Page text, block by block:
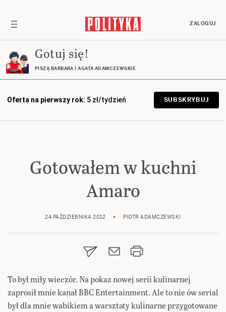
ZALOGUJ
Gotuj się!
PISZĄ BARBARA I AGATA ADAMCZEWSKIE
Oferta na pierwszy rok: 5 zł/tydzień SUBSKRYBUJ
Gotowałem w kuchni
Amaro
24 PAŹDZIERNIKA 2012 PIOTR ADAMCZEWSKI
To był miły wieczór. Na pokaz nowej serii kulinarnej
zaprosił mnie kanał BBC Entertainment. Ale to nie ów serial
był dla mnie wabikiem a warsztaty kulinarne przygotowane